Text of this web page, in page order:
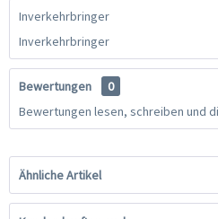
Inverkehrbringer
Inverkehrbringer
Bewertungen
0
Bewertungen lesen, schreiben und
Ähnliche Artikel